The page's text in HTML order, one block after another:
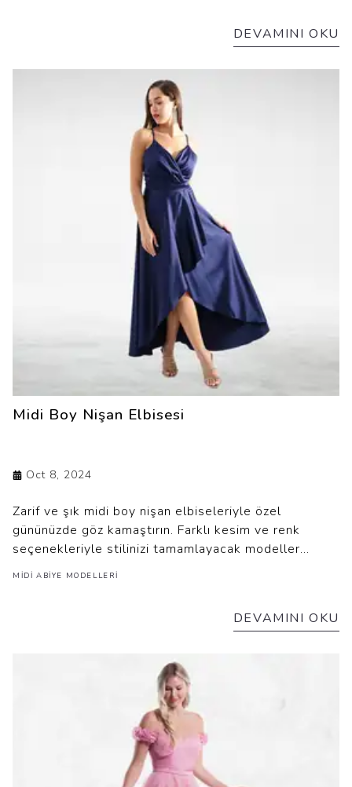
DEVAMINI OKU
Midi Boy Nişan Elbisesi
Oct 8, 2024
Zarif ve şık midi boy nişan elbiseleriyle özel
gününüzde göz kamaştırın. Farklı kesim ve renk
seçenekleriyle stilinizi tamamlayacak modeller
burada. Şıklık ve rahatlığı bir arada sunan nişan
MIDI ABIYE MODELLERI
DEVAMINI OKU